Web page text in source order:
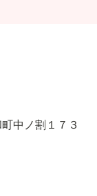
中ノ割１７３